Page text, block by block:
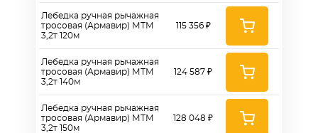
Лебедка ручная рычажная
тросовая (Армавир) МТМ
3,2т 120м
Лебедка ручная рычажная
тросовая (Армавир) МТМ
3,2т 140м
Лебедка ручная рычажная
тросовая (Армавир) МТМ
3,2т 150м
115 356 ₽
124 587 ₽
128 048 ₽